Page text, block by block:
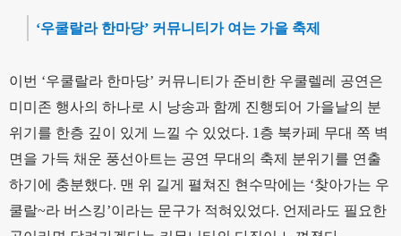
‘우쿨랄라 한마당’ 커뮤니티가 여는 가을 축제
이번 ‘우쿨랄라 한마당’ 커뮤니티가 준비한 우쿨렐레 공연은
미미존 행사의 하나로 시 낭송과 함께 진행되어 가을날의 분
위기를 한층 깊이 있게 느낄 수 있었다. 1층 북카페 무대 쪽 벽
면을 가득 채운 풍선아트는 공연 무대의 축제 분위기를 연출
하기에 충분했다. 맨 위 길게 펼쳐진 현수막에는 ‘찾아가는 우
쿨랄~라 버스킹’이라는 문구가 적혀있었다. 언제라도 필요한